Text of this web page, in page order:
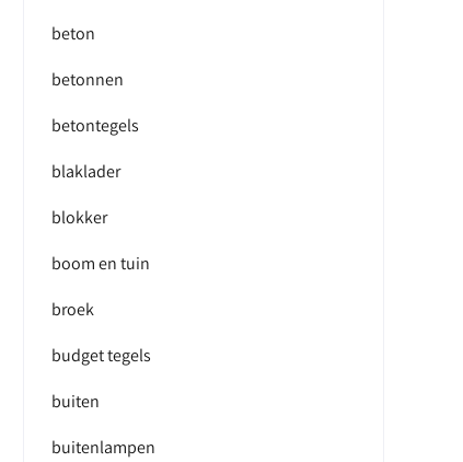
beton
betonnen
betontegels
blaklader
blokker
boom en tuin
broek
budget tegels
buiten
buitenlampen